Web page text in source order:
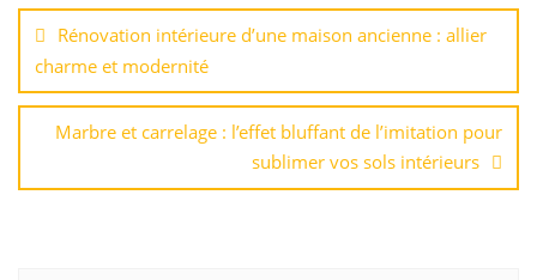
de
l’article
Rénovation intérieure d’une maison ancienne : allier
charme et modernité
Marbre et carrelage : l’effet bluffant de l’imitation pour
sublimer vos sols intérieurs